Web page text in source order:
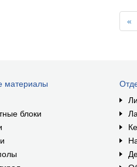
«
материалы
блоки